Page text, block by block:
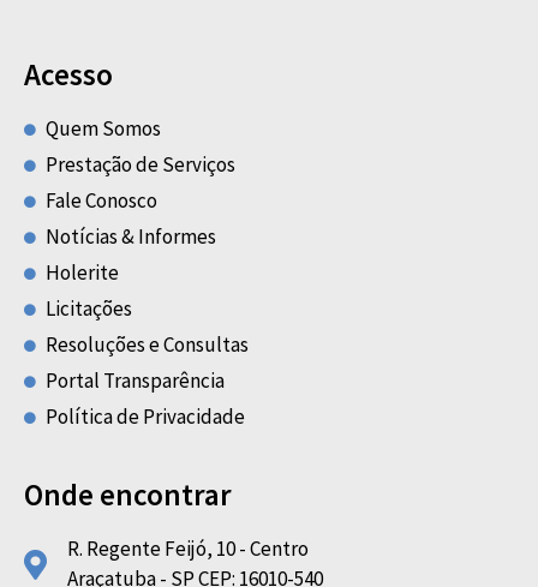
Acesso
Quem Somos
Prestação de Serviços
Fale Conosco
Notícias & Informes
Holerite
Licitações
Resoluções e Consultas
Portal Transparência
Política de Privacidade
Onde encontrar
R. Regente Feijó, 10 - Centro
Araçatuba - SP CEP: 16010-540